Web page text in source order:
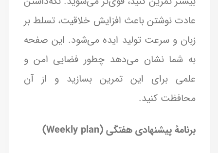
عادت نوشتن باعث افزایش خلاقیت، تسلط بر
زبان و سرعت تولید ایده می‌شود. این صفحه
به شما نشان می‌دهد چطور فضایی امن و
علمی برای این تمرین بسازید و از آن
محافظت کنید.
برنامهٔ پیشنهادی هفتگی (Weekly plan)